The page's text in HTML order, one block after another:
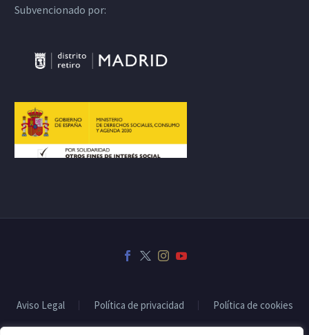
Subvencionado por:
Aviso Legal Política de privacidad Política de cookies